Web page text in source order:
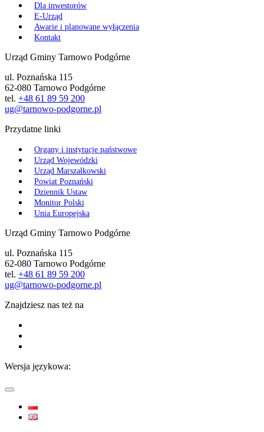
Dla inwestorów
E-Urząd
Awarie i planowane wyłączenia
Kontakt
Urząd Gminy Tarnowo Podgórne
ul. Poznańska 115
62-080 Tarnowo Podgórne
tel. +48 61 89 59 200
ug@tarnowo-podgorne.pl
Przydatne linki
Organy i instytucje państwowe
Urząd Wojewódzki
Urząd Marszałkowski
Powiat Poznański
Dziennik Ustaw
Monitor Polski
Unia Europejska
Urząd Gminy Tarnowo Podgórne
ul. Poznańska 115
62-080 Tarnowo Podgórne
tel. +48 61 89 59 200
ug@tarnowo-podgorne.pl
Znajdziesz nas też na
Wersja językowa: